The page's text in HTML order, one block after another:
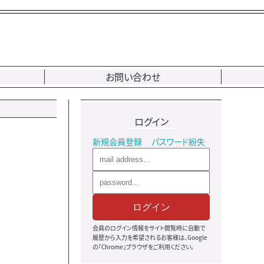
お問い合わせ
ログイン
新規会員登録 パスワード紛失
ログイン
会員のログイン情報をサイト閲覧時に自動で
履歴から入力を希望されるお客様は、Google
の『Chrome』ブラウザをご利用ください。